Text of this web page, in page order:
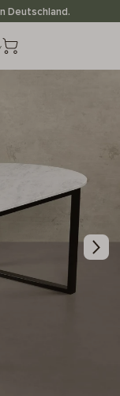
Deutschland.